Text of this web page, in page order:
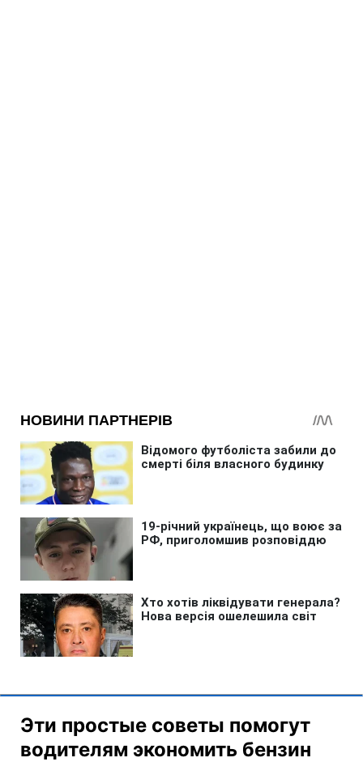
Эти простые советы помогут
водителям экономить бензин